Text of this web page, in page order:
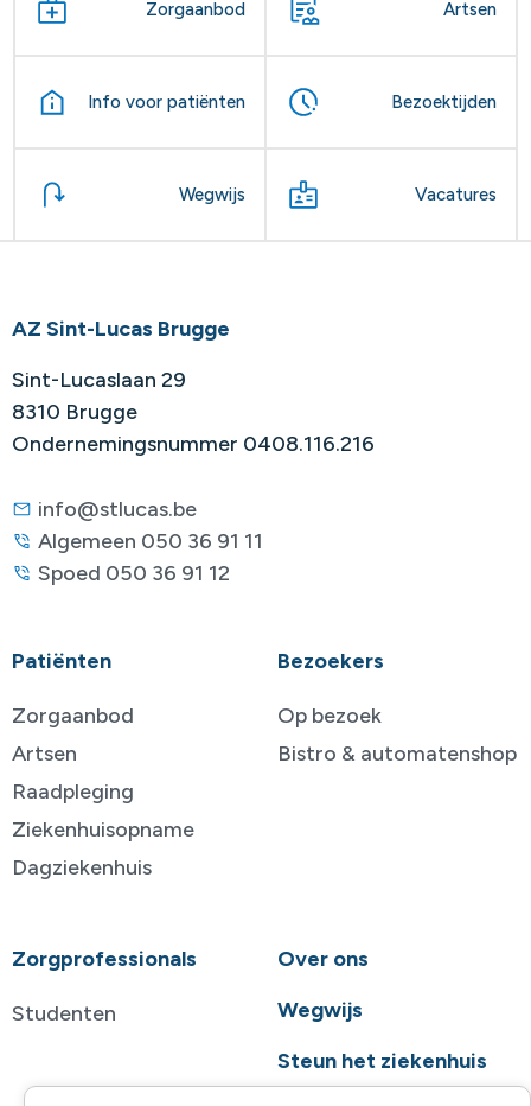
Zorgaanbod Artsen
Info voor patiënten Bezoektijden
Wegwijs Vacatures
AZ Sint-Lucas Brugge
Sint-Lucaslaan 29
8310 Brugge
Ondernemingsnummer 0408.116.216
info@stlucas.be
Algemeen 050 36 91 11
Spoed 050 36 91 12
Patiënten
Zorgaanbod
Artsen
Raadpleging
Ziekenhuisopname
Dagziekenhuis
Bezoekers
Op bezoek
Bistro & automatenshop
Zorgprofessionals
Studenten
Over ons
Wegwijs
Steun het ziekenhuis